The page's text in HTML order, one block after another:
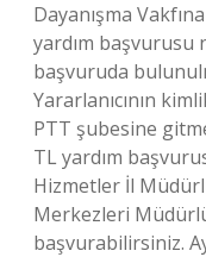
Dayanışma
yardım başvurusu
başvuruda
Yararlanıcının
PTT şubesine
TL yardım
Hizmetler İl
Merkezleri
başvurabilirsiniz.